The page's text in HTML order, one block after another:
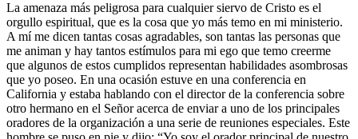
La amenaza más peligrosa para cualquier siervo de Cristo es el
orgullo espiritual, que es la cosa que yo más temo en mi ministerio.
A mí me dicen tantas cosas agradables, son tantas las personas que
me animan y hay tantos estímulos para mi ego que temo creerme
que algunos de estos cumplidos representan habilidades asombrosas
que yo poseo. En una ocasión estuve en una conferencia en
California y estaba hablando con el director de la conferencia sobre
otro hermano en el Señor acerca de enviar a uno de los principales
oradores de la organización a una serie de reuniones especiales. Este